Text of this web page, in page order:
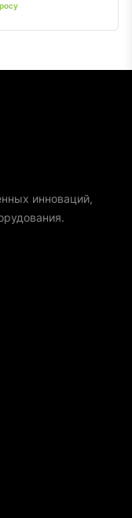
инноваций,